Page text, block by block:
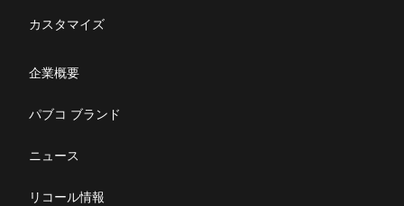
製品取扱説明書
部品発注
カスタマイズ
企業概要
パブコ ブランド
ニュース
リコール情報